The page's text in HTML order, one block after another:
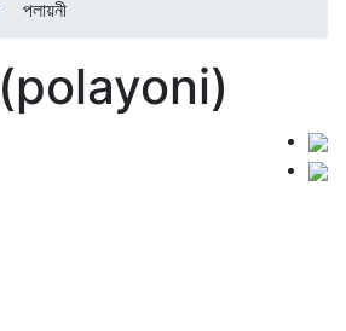
পলায়নী
(polayoni)